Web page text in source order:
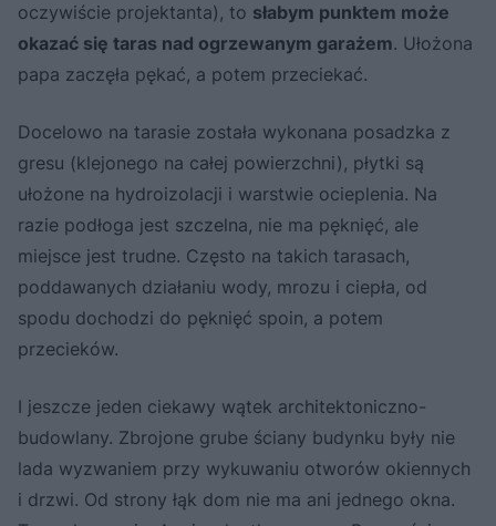
oczywiście projektanta), to słabym punktem może
okazać się taras nad ogrzewanym garażem. Ułożona
papa zaczęła pękać, a potem przeciekać.
Docelowo na tarasie została wykonana posadzka z
gresu (klejonego na całej powierzchni), płytki są
ułożone na hydroizolacji i warstwie ocieplenia. Na
razie podłoga jest szczelna, nie ma pęknięć, ale
miejsce jest trudne. Często na takich tarasach,
poddawanych działaniu wody, mrozu i ciepła, od
spodu dochodzi do pęknięć spoin, a potem
przecieków.
I jeszcze jeden ciekawy wątek architektoniczno-
budowlany. Zbrojone grube ściany budynku były nie
lada wyzwaniem przy wykuwaniu otworów okiennych
i drzwi. Od strony łąk dom nie ma ani jednego okna.